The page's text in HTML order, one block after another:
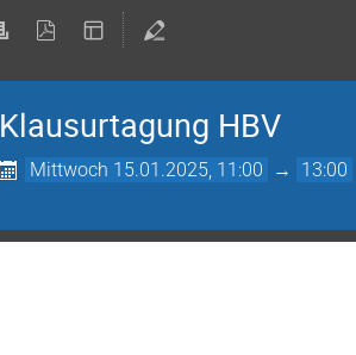
Klausurtagung HBV
Mittwoch 15.01.2025, 11:00 → 13:00